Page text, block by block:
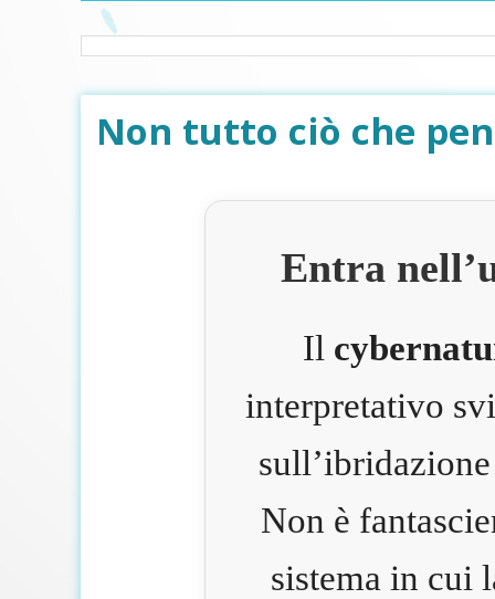
Non tutto ciò che
Entra
Il
interpretativo
Non è
sistema in cui